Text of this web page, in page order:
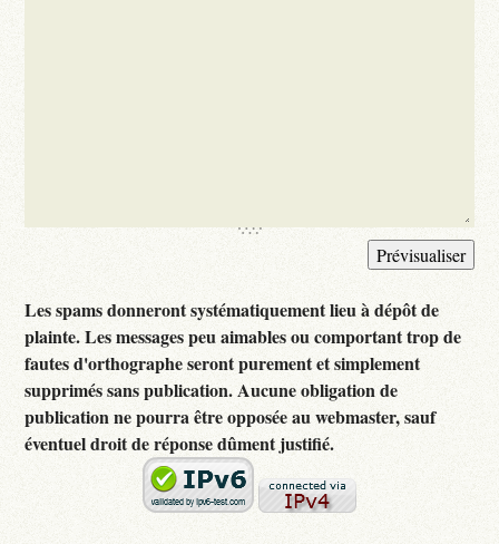
Les spams donneront systématiquement lieu à dépôt de
plainte. Les messages peu aimables ou comportant trop de
fautes d'orthographe seront purement et simplement
supprimés sans publication. Aucune obligation de
publication ne pourra être opposée au webmaster, sauf
éventuel droit de réponse dûment justifié.